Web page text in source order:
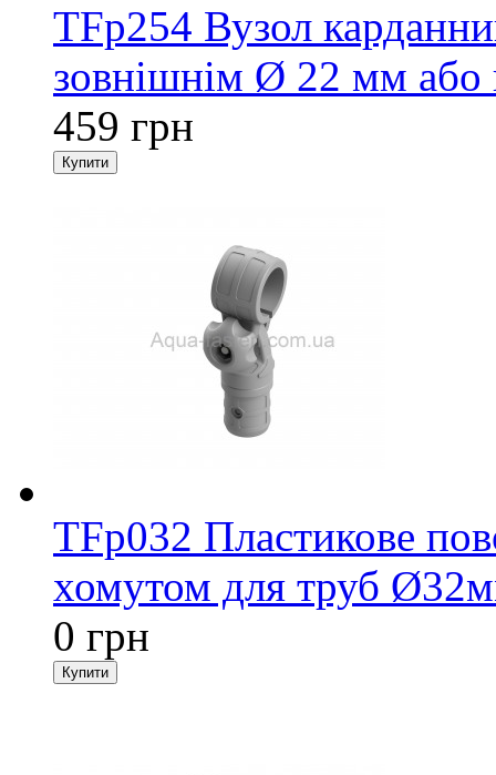
TFp254 Вузол
зовнішнім Ø 22 мм
459 грн
TFp032 Пластикове
хомутом для труб
0 грн